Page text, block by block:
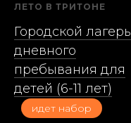
ЛЕТО В ТРИТОНЕ
Городской лагерь
дневного
пребывания для
детей (6-11 лет)
идет набор